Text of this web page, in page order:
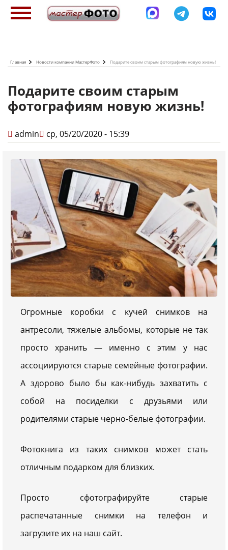
Перейти
Главная Новости компании МастерФото Подарите своим старым фотографиям новую жизнь!
Подарите своим старым
фотографиям новую жизнь!
admin ср, 05/20/2020 - 15:39
Огромные коробки с кучей снимков на
антресоли, тяжелые альбомы, которые не так
просто хранить — именно с этим у нас
ассоциируются старые семейные фотографии.
А здорово было бы как-нибудь захватить с
собой на посиделки с друзьями или
родителями старые черно-белые фотографии.
Фотокнига из таких снимков может стать
отличным подарком для близких.
Просто сфотографируйте старые
распечатанные снимки на телефон и
загрузите их на наш сайт.